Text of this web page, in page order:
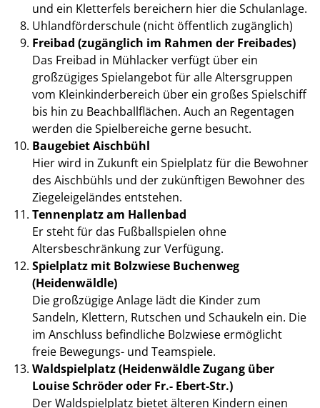
und ein Kletterfels bereichern hier die Schulanlage.
Uhlandförderschule (nicht öffentlich zugänglich)
Freibad (zugänglich im Rahmen der Freibades)
Das Freibad in Mühlacker verfügt über ein
großzügiges Spielangebot für alle Altersgruppen
vom Kleinkinderbereich über ein großes Spielschiff
bis hin zu Beachballflächen. Auch an Regentagen
werden die Spielbereiche gerne besucht.
Baugebiet Aischbühl
Hier wird in Zukunft ein Spielplatz für die Bewohner
des Aischbühls und der zukünftigen Bewohner des
Ziegeleigeländes entstehen.
Tennenplatz am Hallenbad
Er steht für das Fußballspielen ohne
Altersbeschränkung zur Verfügung.
Spielplatz mit Bolzwiese Buchenweg
(Heidenwäldle)
Die großzügige Anlage lädt die Kinder zum
Sandeln, Klettern, Rutschen und Schaukeln ein. Die
im Anschluss befindliche Bolzwiese ermöglicht
freie Bewegungs- und Teamspiele.
Waldspielplatz (Heidenwäldle Zugang über
Louise Schröder oder Fr.- Ebert-Str.)
Der Waldspielplatz bietet älteren Kindern einen